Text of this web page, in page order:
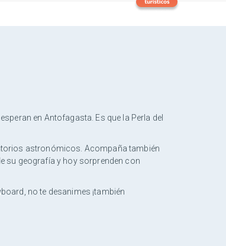
en Antofagasta. Es que la Perla del
astronómicos. Acompaña también
su geografía y hoy sorprenden con
no te desanimes ¡también